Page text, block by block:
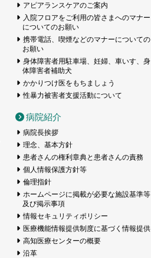
アピアランスケアのご案内
入院フロアをご利用の皆さまへのマナー
についてのお願い
携帯電話、喫煙などのマナーについての
お願い
身体障害者用駐車場、妊婦、車いす、身
体障害者補助犬
かかりつけ医をもちましょう
性暴力被害者支援活動について
病院紹介
病院長挨拶
理念、基本方針
患者さんの権利章典と患者さんの責務
個人情報保護方針等
倫理指針
ホームページに掲載が必要な施設基準等
及び掲示事項
情報セキュリティポリシー
医療機能情報提供制度に基づく情報提供
高知医療センターの概要
沿革